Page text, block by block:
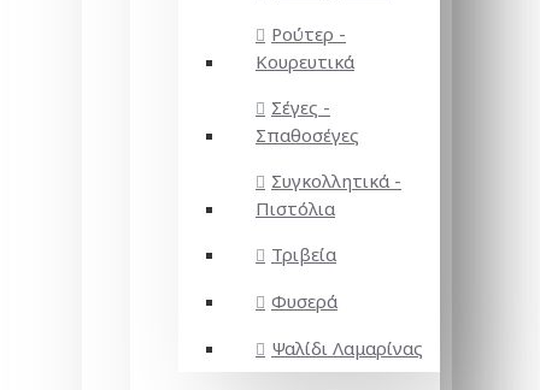
Ρούτερ -
Κουρευτικά
Σέγες -
Σπαθοσέγες
Συγκολλητικά -
Πιστόλια
Τριβεία
Φυσερά
Ψαλίδι Λαμαρίνας